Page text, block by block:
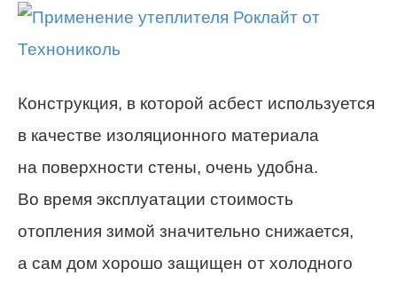
Конструкция, в которой асбест используется
в качестве изоляционного материала
на поверхности стены, очень удобна.
Во время эксплуатации стоимость
отопления зимой значительно снижается,
а сам дом хорошо защищен от холодного